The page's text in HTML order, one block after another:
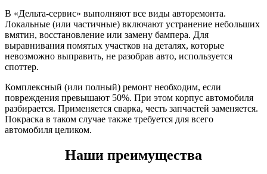
В «Дельта-сервис» выполняют все виды авторемонта.
Локальные (или частичные) включают устранение небольших
вмятин, восстановление или замену бампера. Для
выравнивания помятых участков на деталях, которые
невозможно выправить, не разобрав авто, используется
споттер.
Комплексный (или полный) ремонт необходим, если
повреждения превышают 50%. При этом корпус автомобиля
разбирается. Применяется сварка, честь запчастей заменяется.
Покраска в таком случае также требуется для всего
автомобиля целиком.
Наши преимущества